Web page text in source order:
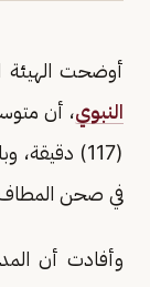
أوضحت الهيئة
النبوي، أن
(117)
في صحن المطاف
وأفادت أن